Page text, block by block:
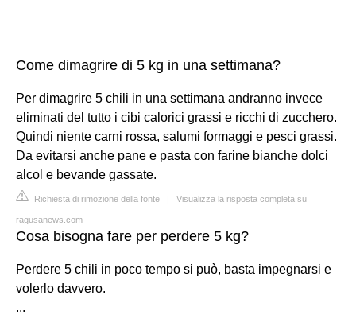
Come dimagrire di 5 kg in una settimana?
Per dimagrire 5 chili in una settimana andranno invece
eliminati del tutto i cibi calorici grassi e ricchi di zucchero.
Quindi niente carni rossa, salumi formaggi e pesci grassi.
Da evitarsi anche pane e pasta con farine bianche dolci
alcol e bevande gassate.
Richiesta di rimozione della fonte | Visualizza la risposta completa su
ragusanews.com
Cosa bisogna fare per perdere 5 kg?
Perdere 5 chili in poco tempo si può, basta impegnarsi e
volerlo davvero.
...